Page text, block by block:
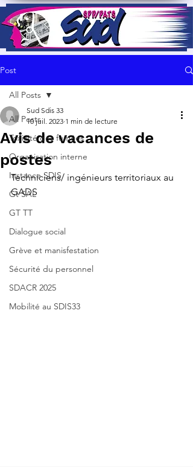
Post
All Posts
Toxicité des fumées
Organisation interne
Instance SDIS
Gt SAL
GT TT
Dialogue social
Grève et manisfestation
Sécurité du personnel
SDACR 2025
Mobilité au SDIS33
All Posts
Avis de vacances de
postes
Sud Sdis 33
10 juil. 2023 1 min de lecture
Techniciens/ ingénieurs territoriaux au
GADS